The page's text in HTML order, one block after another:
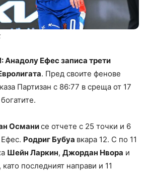
Ефес записа трети
. Пред своите фенове
Партизан с 86:77 в среща от 17
Османисе отчете с 25 точки и 6
Родриг Бубуа вкара 12. С по 11
Шейн Ларкин, Джордан Нвора и
, като последният направи и 11